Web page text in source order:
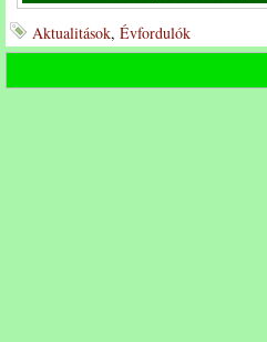
Aktualitások, Évfordulók